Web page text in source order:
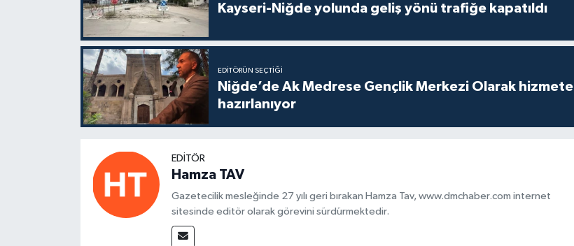
Kayseri-Niğde yolunda geliş yönü trafiğe kapatıldı
EDITÖRÜN SEÇTIĞI
Niğde’de Ak Medrese Gençlik Merkezi Olarak hizmete
hazırlanıyor
EDITÖR
Hamza TAV
Gazetecilik mesleğinde 27 yılı geri bırakan Hamza Tav, www.dmchaber.com internet
sitesinde editör olarak görevini sürdürmektedir.